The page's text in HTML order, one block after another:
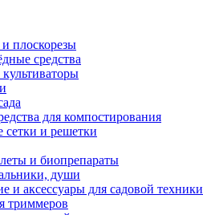
плоскорезы
средства
для компостирования
сетки и решетки
и биопрепараты
души
и аксессуары для садовой техники
триммеров